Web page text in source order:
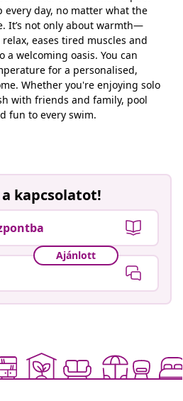
every day, no matter what the
It’s not only about warmth—
eases tired muscles and
welcoming oasis. You can
for a personalised,
Whether you're enjoying solo
with friends and family, pool
fun to every swim.
kapcsolatot!
Ajánlott